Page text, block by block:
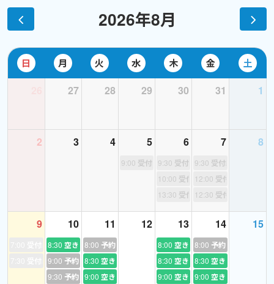
2026年8月
日 月 火 水 木 金 土
27 28 29 30 31 1
2 3 4 5
9:00 受付終了
6
9:30 受付終了
10:00 受付終了
13:30 受付終了
7
9:30 受付終了
12:00 受付終了
12:30 受付終了
8
9
受付終了
受付終了
10
8:30 空き
9:00 予約あり
9:30 予約あり
11
8:00 予約あり
8:30 空き
9:00 空き
12 13
8:00 空き
8:30 空き
9:00 空き
14
8:00 予約あり
8:30 空き
9:00 空き
15